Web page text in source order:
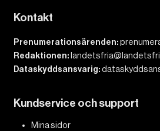
Kontakt
Prenumerationsärenden:
Redaktionen:
Dataskyddsansvarig:
Kundservice och support
Mina sidor